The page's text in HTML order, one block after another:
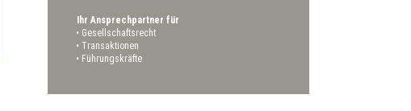
Ihr Ansprechpartner für
Gesellschaftsrecht
Transaktionen
Führungskräfte